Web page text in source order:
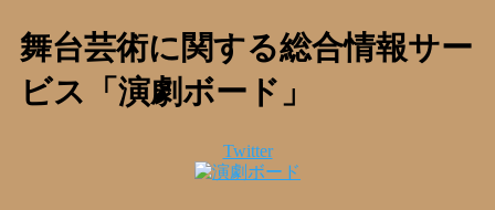
舞台芸術に関する総合情報サー
ビス「演劇ボード」
Twitter